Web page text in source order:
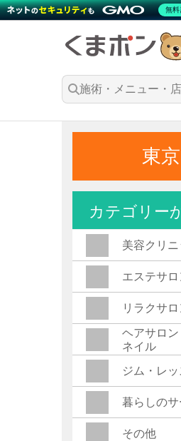
東京
カテゴリー
美容クリニ
エステサロ
リラクサロ
ヘアサロン
ネイル
ジム・レ
暮らしのサ
その他
無